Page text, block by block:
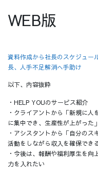
WEB版
資料作成から社長のスケジュ
長、人手不足解消へ手助け
以下、内容抜粋
・HELP YOUのサービス紹介
・クライアントから「新規に
に集中でき、生産性が上がった
・アシスタントから「自分の
活動をしながら収入を確保でき
・今後は、報酬や福利厚生を
力を入れたい